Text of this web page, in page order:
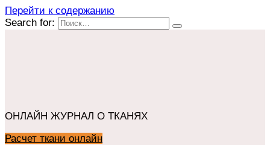
Перейти к содержанию
Search for:
ОНЛАЙН ЖУРНАЛ О ТКАНЯХ
Расчет ткани онлайн